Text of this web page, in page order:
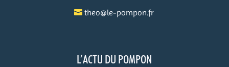
theo@le-pompon.fr
L’ACTU DU POMPON